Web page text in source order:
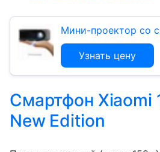
Мини-проектор со
Узнать цену
Смартфон Xiaomi
New Edition